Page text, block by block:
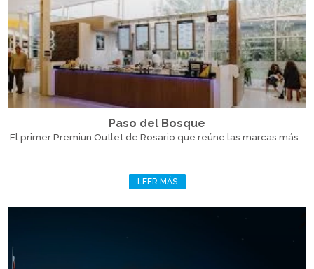
Paso del Bosque
El primer Premiun Outlet de Rosario que reúne las marcas más...
LEER MÁS